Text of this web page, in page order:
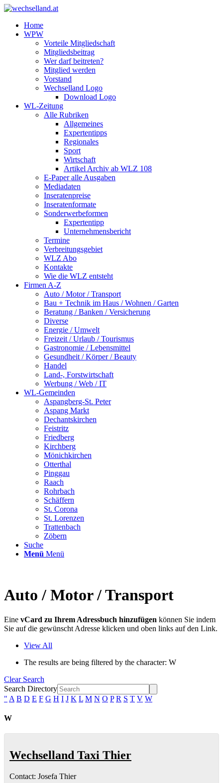
Home
WPW
Vorteile Mitgliedschaft
Mitgliedsbeitrag
Wer darf beitreten?
Mitglied werden
Vorstand
Wechselland Logo
Download Logo
WL-Zeitung
Alle Rubriken
Allgemeines
Expertentipps
Regionales
Sport
Wirtschaft
Artikel Archiv ab WLZ 108
E-Paper alle Ausgaben
Mediadaten
Inseratenpreise
Inseratenformate
Sonderwerbeformen
Expertentipp
Unternehmensbericht
Termine
Verbreitungsgebiet
WLZ Abo
Kontakte
Wie die WLZ entsteht
Firmen A-Z
Auto / Motor / Transport
Bau + Technik im Haus / Wohnen / Garten
Beratung / Banken / Versicherung
Diverse
Energie / Umwelt
Freizeit / Urlaub / Tourismus
Gastronomie / Lebensmittel
Gesundheit / Körper / Beauty
Handel
Land-, Forstwirtschaft
Werbung / Web / IT
WL-Gemeinden
Aspangberg-St. Peter
Aspang Markt
Dechantskirchen
Feistritz
Friedberg
Kirchberg
Mönichkirchen
Otterthal
Pinggau
Raach
Rohrbach
Schäffern
St. Corona
St. Lorenzen
Trattenbach
Zöbern
Suche
Menü Menü
Auto / Motor / Transport
Eine vCard zu Ihrem Adressbuch hinzufügen können Sie indem
Sie auf die gewünscht Adresse klicken und oben links auf den Link.
View All
The results are being filtered by the character: W
Clear Search
Search Directory
" A B D E F G H I J K L M N O P R S T V W
W
Wechselland Taxi Thier
Contact: Josefa Thier